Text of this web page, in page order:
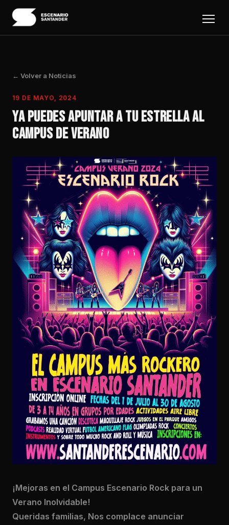
← Volver a Noticias
19 DE MAYO, 2024
YA PUEDES APUNTAR A TU ESTRELLA AL
CAMPUS DE VERANO
¡Mejoras en el Campus Escenario Rock para un
Verano Inolvidable!
Queridas familias, Nos complace anunciar